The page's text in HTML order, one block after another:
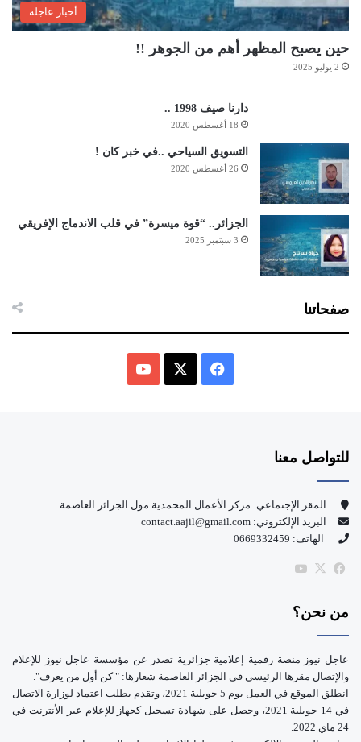
أخبار عاجلة
حين يصبح المظهر أهم من الجوهر !!
2 يوليو 2025
دارنا صيف 1998 ..
18 أغسطس 2020
التسويق السياحي ..في خبر كان !
26 أغسطس 2020
الجزائر.. “قوة ميسرة” في قلب الاندماج الإفريقي
3 سبتمبر 2025
صفحاتنا
و
ك
للتواصل معنا
المقر الإجتماعي: مركز الأعمال المحمدية مول الجزائر العاصمة.
البريد الإلكتروني: contact.aajil@gmail.com
الهاتف: 0669332459
فيسبوك
‫X
من نحن؟
عاجل نيوز منصة رقمية إعلامية جزائرية تصدر عن مؤسسة عاجل نيوز للإعلام
والإتصال مقرها الرئيسي في الجزائر العاصمة شعارها: " كن أول من يعرف".
انطلق الموقع في العمل يوم 5 جويلية 2021، وتقدم بطلب اعتماد لوزارة الاتصال
في 14 جويلية 2021، وحصل على شهادة تسجيل كجهاز للإعلام عبر الأنترنت في
24 ماي 2022.